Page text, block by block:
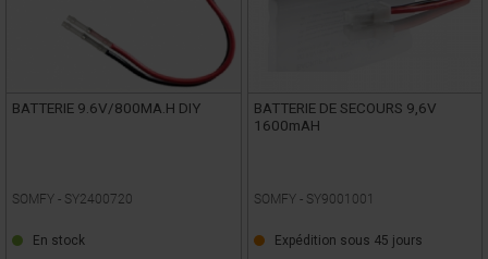
BATTERIE 9.6V/800MA.H DIY
SOMFY - SY2400720
En stock
BATTERIE DE SECOURS 9,6V
1600mAH
SOMFY - SY9001001
Expédition sous 45 jours